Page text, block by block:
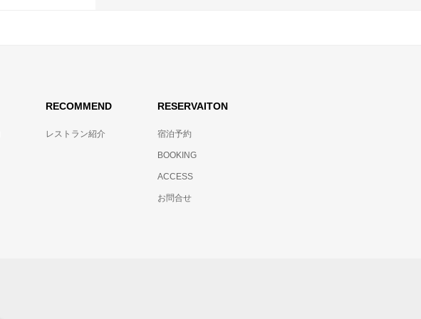
RECOMMEND
レストラン紹介
RESERVAITON
宿泊予約
BOOKING
ACCESS
お問合せ